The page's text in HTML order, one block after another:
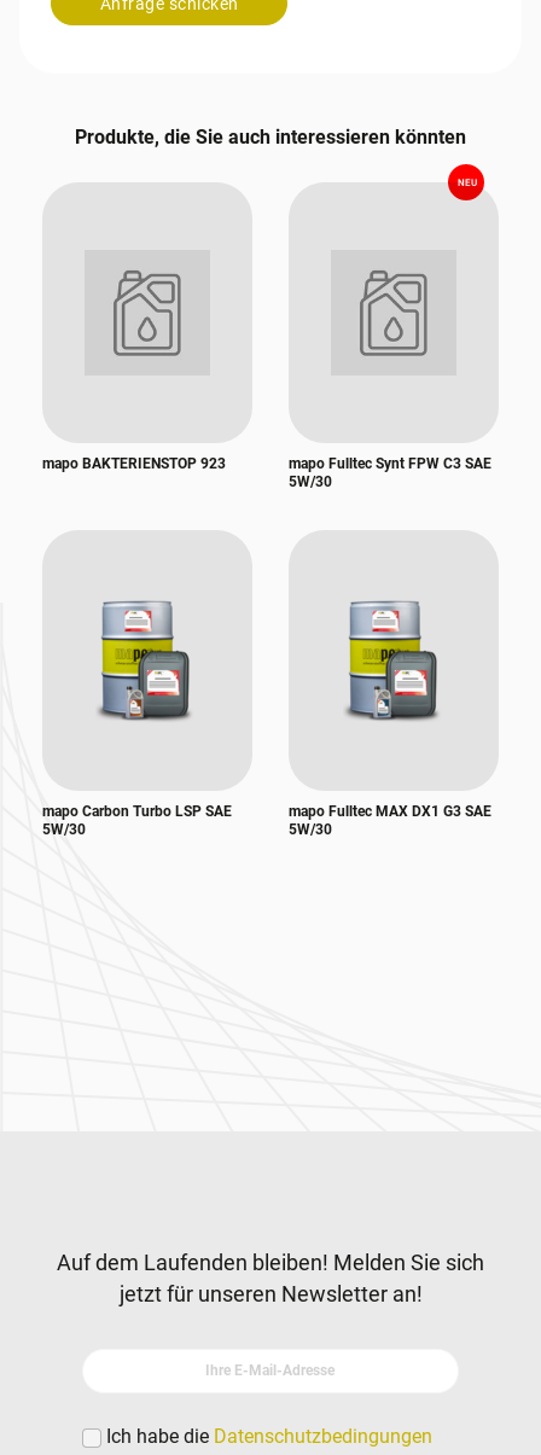
Produkte, die Sie auch interessieren könnten
mapo BAKTERIENSTOP 923
NEU
mapo Fulltec Synt FPW C3 SAE
5W/30
mapo Carbon Turbo LSP SAE
5W/30
mapo Fulltec MAX DX1 G3 SAE
5W/30
Newsletter
Auf dem Laufenden bleiben! Melden Sie sich
jetzt für unseren Newsletter an!
Ihre E-Mail-Adresse
Ich habe die Datenschutzbedingungen